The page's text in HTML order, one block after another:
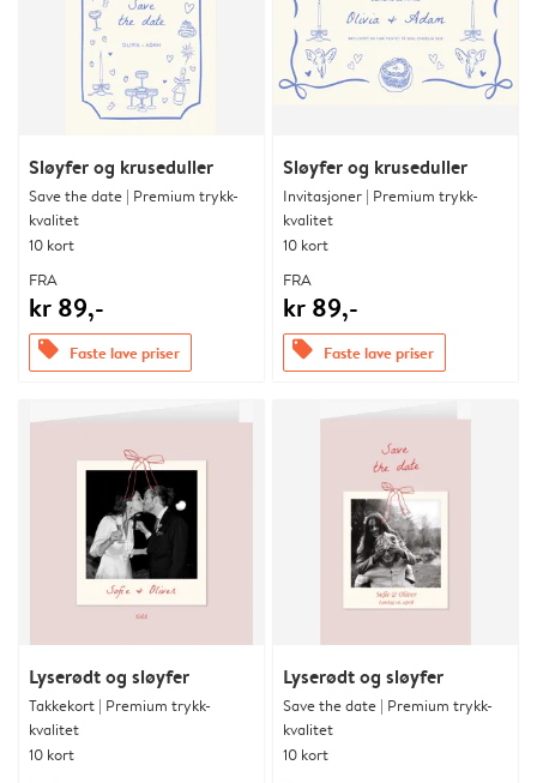
Sløyfer og kruseduller
Save the date | Premium trykk-
kvalitet
10 kort
FRA
kr 89,-
offers Faste lave priser
Sløyfer og kruseduller
Invitasjoner | Premium trykk-
kvalitet
10 kort
FRA
kr 89,-
offers Faste lave priser
Lyserødt og sløyfer
Takkekort | Premium trykk-
kvalitet
10 kort
Lyserødt og sløyfer
Save the date | Premium trykk-
kvalitet
10 kort